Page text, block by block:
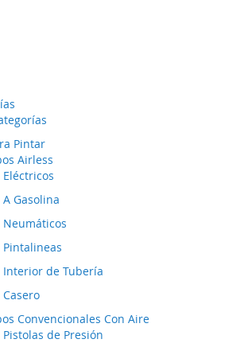
Pintar
Airless
Eléctricos
A Gasolina
Neumáticos
Pintalineas
Interior de Tubería
Casero
Convencionales Con Aire
Pistolas de Presión